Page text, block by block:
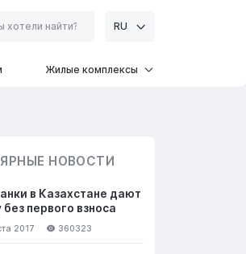
RU
Жилые комплексы
НОВОСТИ
в Казахстане дают
без первого взноса
2017 360323